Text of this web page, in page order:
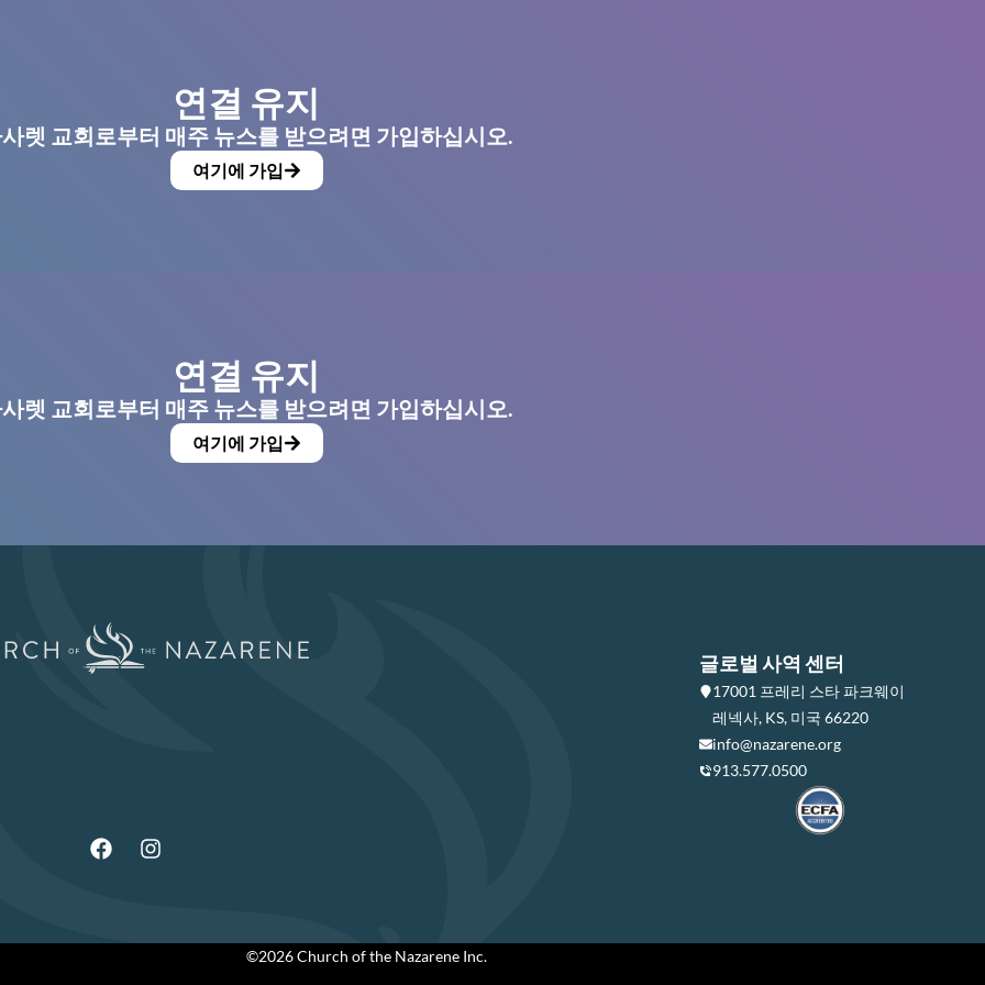
연결 유지
렛 교회로부터 매주 뉴스를 받으려면 가입하십시오.
여기에 가입
연결 유지
렛 교회로부터 매주 뉴스를 받으려면 가입하십시오.
여기에 가입
글로벌 사역 센터
17001 프레리 스타 파크웨이
레넥사, KS, 미국 66220
info@nazarene.org
913.577.0500
©2026 Church of the Nazarene Inc.